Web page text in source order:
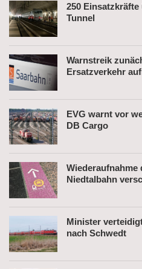
250
Tunnel
Warnstreik
Ersatzverkehr
EVG warnt vor
DB Cargo
Wiederaufnahme
Niedtalbahn
Minister
nach Schwedt